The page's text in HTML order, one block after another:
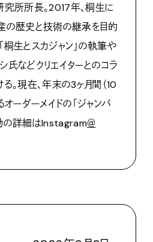
究所所長。2017年、桐生に
の歴史と技術の継承を目的
桐生とスカジャン」の執筆や
氏などクリエイターとのコラ
。現在、年末の3ヶ月間（10
ーダーメイドの「ジャンバ
の詳細はInstagram＠